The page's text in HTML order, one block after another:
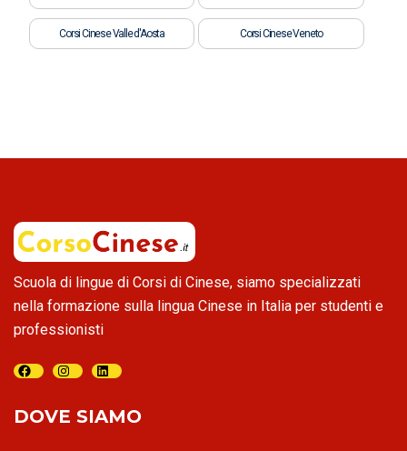
Corsi Cinese Valle d'Aosta Corsi Cinese Veneto
Scuola di lingue di Corsi di Cinese, siamo specializzati
nella formazione sulla lingua Cinese in Italia per studenti e
professionisti
FacebookInstagramLinkedIn
DOVE SIAMO